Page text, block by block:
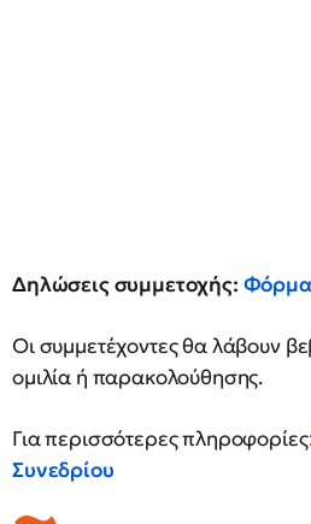
Δηλώσεις συμμετοχής:
Οι συμμετέχοντες θα λάβουν
ομιλία ή παρακολούθησης.
Για περισσότερες
Συνεδρίου